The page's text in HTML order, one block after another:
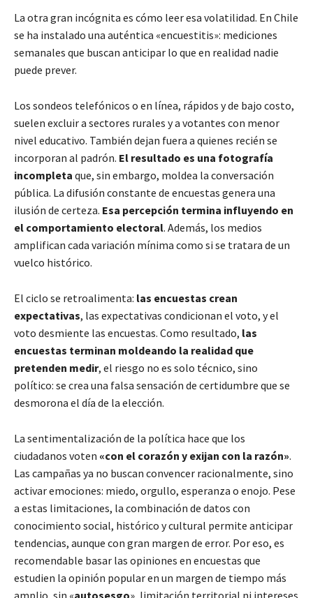
La otra gran incógnita es cómo leer esa volatilidad. En Chile
se ha instalado una auténtica «encuestitis»: mediciones
semanales que buscan anticipar lo que en realidad nadie
puede prever.
Los sondeos telefónicos o en línea, rápidos y de bajo costo,
suelen excluir a sectores rurales y a votantes con menor
nivel educativo. También dejan fuera a quienes recién se
incorporan al padrón. El resultado es una fotografía
incompleta que, sin embargo, moldea la conversación
pública. La difusión constante de encuestas genera una
ilusión de certeza. Esa percepción termina influyendo en
el comportamiento electoral. Además, los medios
amplifican cada variación mínima como si se tratara de un
vuelco histórico.
El ciclo se retroalimenta: las encuestas crean
expectativas, las expectativas condicionan el voto, y el
voto desmiente las encuestas. Como resultado, las
encuestas terminan moldeando la realidad que
pretenden medir, el riesgo no es solo técnico, sino
político: se crea una falsa sensación de certidumbre que se
desmorona el día de la elección.
La sentimentalización de la política hace que los
ciudadanos voten «con el corazón y exijan con la razón».
Las campañas ya no buscan convencer racionalmente, sino
activar emociones: miedo, orgullo, esperanza o enojo. Pese
a estas limitaciones, la combinación de datos con
conocimiento social, histórico y cultural permite anticipar
tendencias, aunque con gran margen de error. Por eso, es
recomendable basar las opiniones en encuestas que
estudien la opinión popular en un margen de tiempo más
amplio, sin «autosesgo», limitación territorial ni intereses